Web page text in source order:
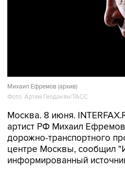
Михаил Ефремов (архив)
Фото: Артем Геодакян/ТАСС
Москва. 8 июня.
артист РФ Михаил Ефремов
дорожно-транспортного
центре Москвы, сообщил
информированный